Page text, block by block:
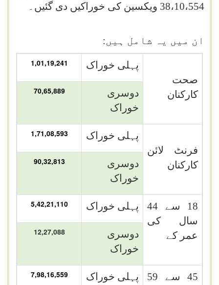
38،10،554 ویکسین کی خوراکیں دی گئیں۔
ان میں یہ شامل ہیں:
صحت
کارکنان
پہلی خوراک 1,01,19,241
دوسری
خوراک
70,65,889
فرنٹ لائن
کارکنان
پہلی خوراک 1,71,08,593
دوسری
خوراک
90,32,813
18 سے 44
سال کی
عمر کے
پہلی خوراک 5,42,21,110
دوسری
خوراک
12,27,088
45 سے 59
پہلی خوراک 7,98,16,559